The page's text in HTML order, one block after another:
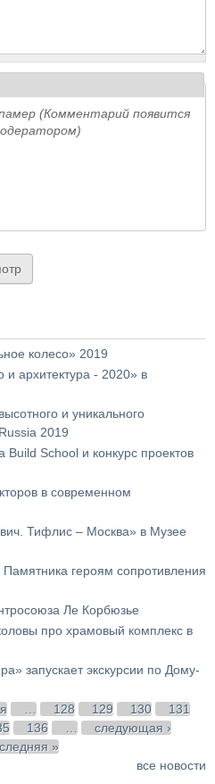
(Комментарий появится
колесо» 2019
и архитектура - 2020» в
и уникального
2019
School и конкурс проектов
в современном
Тифлис – Москва» в Музее
героям сопротивления
Ле Корбюзье
про храмовый комплекс в
запускает экскурсии по Дому-
… 128 129 130
131
136 …
следующая ›
»
все новости